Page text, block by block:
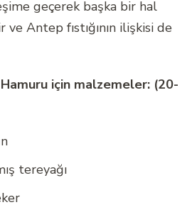
geçerek başka bir hal
Antep fıstığının ilişkisi de
için malzemeler: (20-
tereyağı